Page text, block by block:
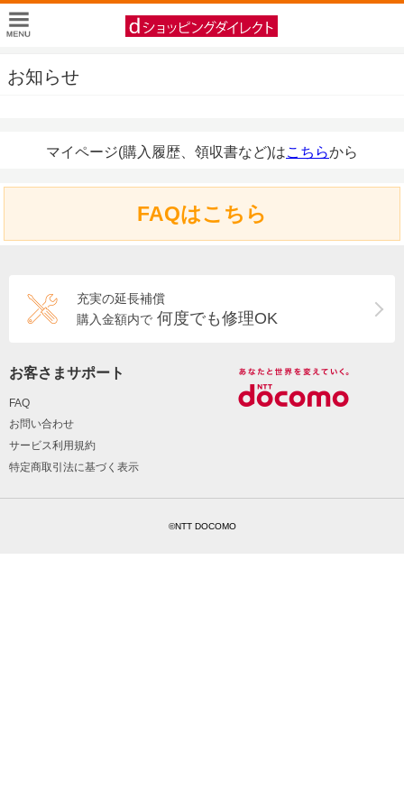
お知らせ
マイページ(購入履歴、領収書など)はこちらから
FAQはこちら
充実の延長補償
購入金額内で 何度でも修理OK
お客さまサポート
FAQ
お問い合わせ
サービス利用規約
特定商取引法に基づく表示
©NTT DOCOMO